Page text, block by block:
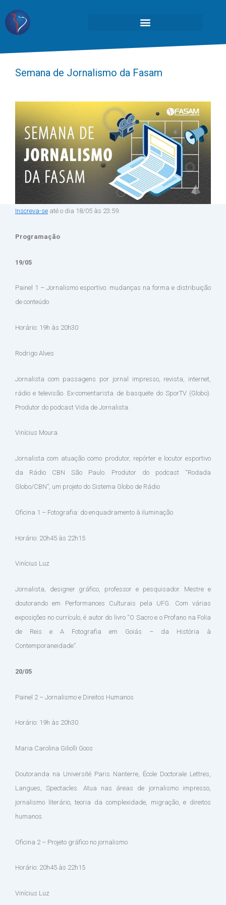
Semana de Jornalismo da Fasam
Inscreva-se até o dia 18/05 às 23:59.
Programação
19/05
Painel 1 – Jornalismo esportivo: mudanças na forma e distribuição
de conteúdo
Horário: 19h às 20h30
Rodrigo Alves
Jornalista com passagens por jornal impresso, revista, internet,
rádio e televisão. Ex-comentarista de basquete do SporTV (Globo).
Produtor do podcast Vida de Jornalista.
Vinícius Moura
Jornalista com atuação como produtor, repórter e locutor esportivo
da Rádio CBN São Paulo. Produtor do podcast “Rodada
Globo/CBN”, um projeto do Sistema Globo de Rádio
Oficina 1 – Fotografia: do enquadramento à iluminação
Horário: 20h45 às 22h15
Vinícius Luz
Jornalista, designer gráfico, professor e pesquisador. Mestre e
doutorando em Performances Culturais pela UFG. Com várias
exposições no currículo, é autor do livro “O Sacro e o Profano na Folia
de Reis e A Fotografia em Goiás – da História à
Contemporaneidade”.
20/05
Painel 2 – Jornalismo e Direitos Humanos
Horário: 19h às 20h30
Maria Carolina Giliolli Goos
Doutoranda na Université Paris Nanterre, École Doctorale Lettres,
Langues, Spectacles. Atua nas áreas de jornalismo impresso,
jornalismo literário, teoria da complexidade, migração, e direitos
humanos.
Oficina 2 – Projeto gráfico no jornalismo
Horário: 20h45 às 22h15
Vinícius Luz